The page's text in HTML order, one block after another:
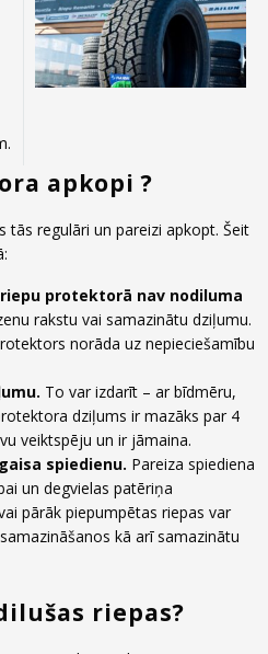
apkopi ?
tās regulāri un pareizi apkopt. Šeit
protektorā nav nodiluma
rakstu vai samazinātu dziļumu.
norāda uz nepieciešamību
To var izdarīt – ar bīdmēru,
dziļums ir mazāks par 4
veiktspēju un ir jāmaina.
spiedienu. Pareiza spiediena
un degvielas patēriņa
pārāk piepumpētas riepas var
kā arī samazinātu
riepas?